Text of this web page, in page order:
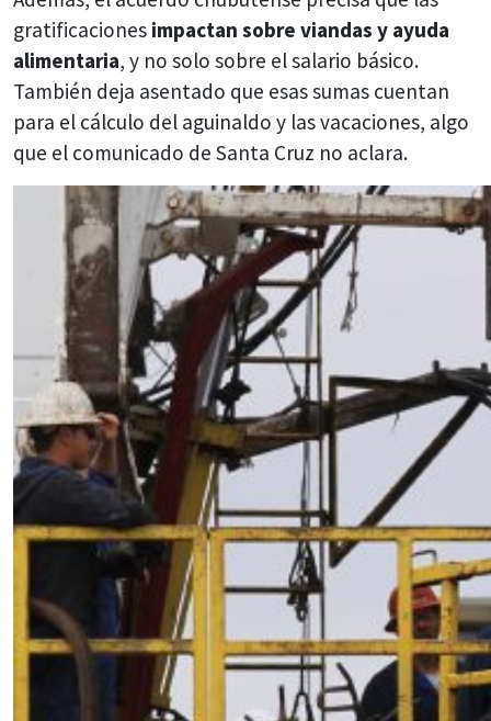
gratificaciones impactan sobre viandas y ayuda
alimentaria, y no solo sobre el salario básico.
También deja asentado que esas sumas cuentan
para el cálculo del aguinaldo y las vacaciones, algo
que el comunicado de Santa Cruz no aclara.